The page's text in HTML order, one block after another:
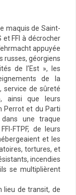
maquis de Saint-
FFI à décrocher
appuyée
russes, géorgiens
de l’Est », les
de la
service de sûreté
ainsi que leurs
Perrot et du Parti
une traque
FTPF, de leurs
et les
tortures, et
incendies
se multiplièrent
lieu de transit, de